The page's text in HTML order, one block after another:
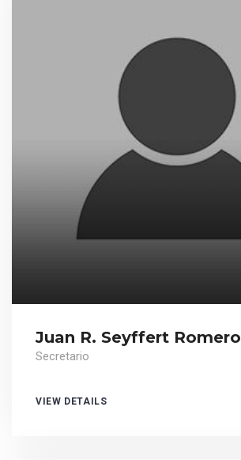
Juan R. Seyffert Romero
Secretario
VIEW DETAILS